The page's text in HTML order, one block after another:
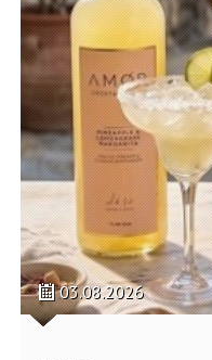
03.08.2026